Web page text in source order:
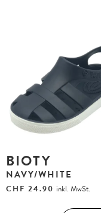
BIOTY
NAVY/WHITE
CHF 24.90 inkl. MwSt.